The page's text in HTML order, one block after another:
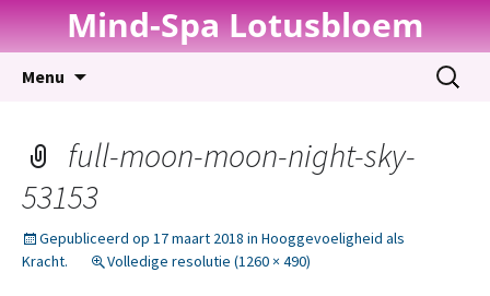
Mind-Spa Lotusbloem
Menu
Zoeken
naar:
full-moon-moon-night-sky-
53153
Gepubliceerd op 17 maart 2018 in Hooggevoeligheid als
Kracht.
Volledige resolutie (1260 × 490)